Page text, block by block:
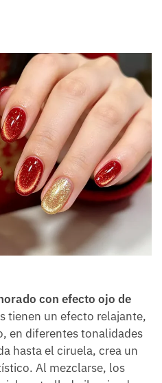
con efecto ojo de
tienen un efecto relajante,
en diferentes tonalidades
hasta el ciruela, crea un
Al mezclarse, los